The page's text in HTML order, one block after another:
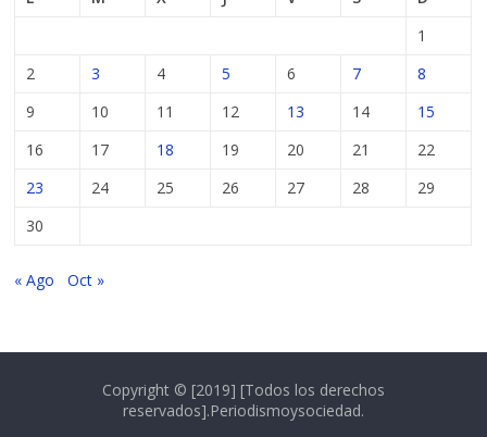
1
2
3 4 5 6 7
8
9
10 11 12 13 14
15
16
17 18 19 20 21
22
23
24 25 26 27 28
29
30
« Ago Oct »
Copyright © [2019] [Todos los derechos
reservados].Periodismoysociedad.